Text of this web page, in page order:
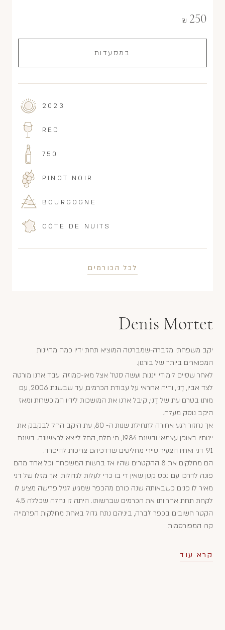
250
₪
במסעדות
2023
RED
750
PINOT NOIR
BOURGOGNE
CÔTE DE NUITS
לכל הכורמים
Denis Mortet
יקב משפחתי מז'ברה-שמברטה המוציא תחת ידיו כמה מהיינות
המפוארים ביותר של בורגון.
לאחר שסיים לימודי ייננות ועשה סטז' אצל מאו-קמוזה, עבד ארנו מורטה
לצד אביו, דֶני, והיה אחראי על עבודת הכרמים, עד שבשנת 2006, עם
מותו בטרם עת של דֶני, קיבל ארנו את המושכות לידיו המוכשרות ומאז
היקב נוסק מעלה.
אך נחזור רגע אחורה לתחילת שנות ה- 80, עת היקב החל לבקבק את
יינותיו באופן עצמאי ובשנת 1984, מי חלם, החל לייצא לראשונה. בשנת
91' דני ואחיו הצעיר טיירי מחליטים שדרכיהם צריכות להיפרד.
הם מחלקים את 8 ההקטרים שהיו אז ברשות המשפחה וכל אחד מהם
פונה לדרכו עם נכס קטן שאין די בו כדי לעלות לגדולות. אך מזלו של דני
מאיר לו פנים כשבאותה שנה כורם מהכפר שמגיע לגיל פרישה מציע לו
לקחת תחת אחריותו את הכרמים שברשותו. היתה זו נחלה שכללה 4.5
הקטר חשובים בכפר ז'ברה, ביניהם נתח גדול באחת מחלקות הפרמייה
קרו המפורסמות.
קרא עוד